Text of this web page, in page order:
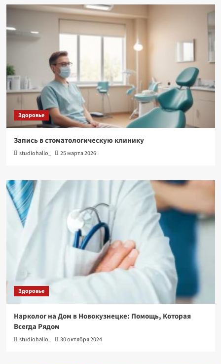
Здоровье
Запись в стоматологическую клинику
studiohallo_ 25 марта 2026
Здоровье
Нарколог на Дом в Новокузнецке: Помощь, Которая
Всегда Рядом
studiohallo_ 30 октября 2024